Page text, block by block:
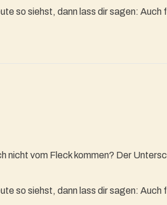
so siehst, dann lass dir sagen: Auch
vom Fleck kommen? Der
so siehst, dann lass dir sagen: Auch